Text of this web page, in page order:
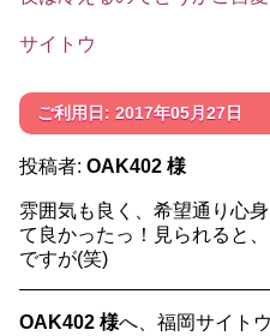
サイトウ
ご利用日: 2017年05月27日
投稿者: OAK402 様
雰囲気も良く、希望通り心
て良かったっ！見られると
ですが(笑)
OAK402 様へ、福岡サイト